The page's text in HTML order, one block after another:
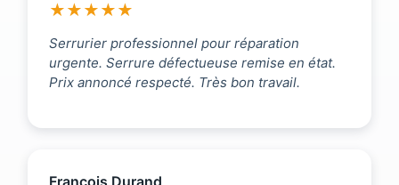
★★★★★
Serrurier professionnel pour réparation
urgente. Serrure défectueuse remise en état.
Prix annoncé respecté. Très bon travail.
François Durand